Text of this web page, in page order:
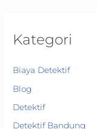
Kategori
Biaya Detektif
Blog
Detektif
Detektif Bandung